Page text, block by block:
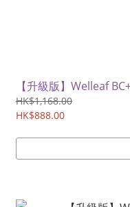
【升級版】Welleaf
HK$1,168.00
HK$888.00